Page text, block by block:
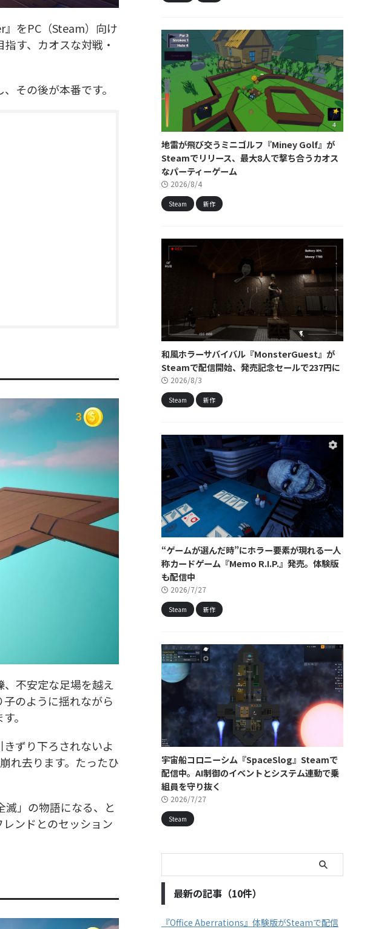
』をPC（Steam）向け
す、カオスな対戦・
その後が本番です。
、不安定な足場を越え
のように揺れながら
。
ずり下ろされないよ
れ去ります。たったひ
」の物語になる、と
ンドとのセッション
地雷が飛び交うミニゴルフ『Miney Golf』が
Steamでリリース、最大8人で撃ち合うカオス
なパーティーゲーム
2026/8/4
Steam 新作
和風ホラーサバイバル『MonsterGuest』が
Steamで配信開始、発売記念セールで237円に
2026/8/3
Steam 新作
“ゲームが選んだ時”にホラー要素が現れる一人
称カードゲーム『Memo R.I.P.』発売。体験版
も配信中
2026/7/27
Steam 新作
宇宙船コロニーシム『SpaceSlog』Steamで
配信中。AI制御のイベントとシステム連動で乗
組員を守り抜く
2026/7/27
Steam
最新の記事（10件）
『Office Aberrations』体験版がSteamで配信